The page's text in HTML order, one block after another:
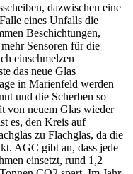
dazwischen eine
eines Unfalls die
Beschichtungen,
Sensoren für die
einschmelzen
das neue Glas
in Marienfeld werden
und die Scherben so
von neuem Glas wieder
es, den Kreis auf
zu Flachglas, da die
AGC gibt an, dass jede
einsetzt, rund 1,2